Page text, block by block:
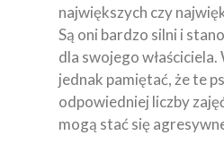
największych czy
Są oni bardzo silni i
dla swojego właściciela.
jednak pamiętać, że te
odpowiedniej liczby
mogą stać się